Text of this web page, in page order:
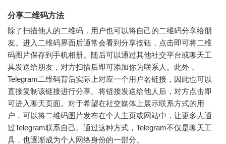
分享二维码方法
除了扫描他人的二维码，用户也可以将自己的二维码分享给朋
友。进入二维码界面后通常会看到分享按钮，点击即可将二维
码图片保存到手机相册。随后可以通过其他社交平台或聊天工
具发送给朋友，对方扫描后即可添加你为联系人。此外，
Telegram二维码背后实际上对应一个用户名链接，因此也可以
直接复制该链接进行分享。将链接发送给他人后，对方点击即
可进入聊天页面。对于希望在社交媒体上展示联系方式的用
户，可以将二维码图片发布在个人主页或网站中，让更多人通
过Telegram联系自己。通过这种方式，Telegram不仅是聊天工
具，也逐渐成为个人网络身份的一部分。